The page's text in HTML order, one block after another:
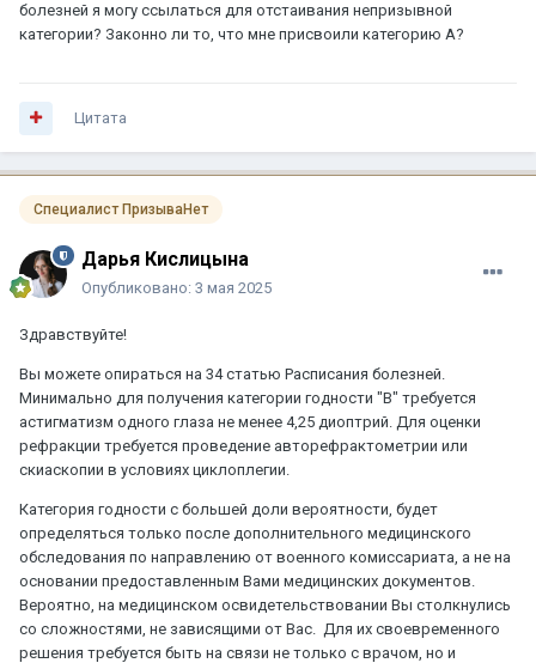
болезней я могу ссылаться для отстаивания непризывной
категории? Законно ли то, что мне присвоили категорию А?
Цитата
Специалист ПризываНет
Дарья Кислицына
Опубликовано: 3 мая 2025
Здравствуйте!
Вы можете опираться на 34 статью Расписания болезней.
Минимально для получения категории годности "В" требуется
астигматизм одного глаза не менее 4,25 диоптрий. Для оценки
рефракции требуется проведение авторефрактометрии или
скиаскопии в условиях циклоплегии.
Категория годности с большей доли вероятности, будет
определяться только после дополнительного медицинского
обследования по направлению от военного комиссариата, а не на
основании предоставленным Вами медицинских документов.
Вероятно, на медицинском освидетельствовании Вы столкнулись
со сложностями, не зависящими от Вас. Для их своевременного
решения требуется быть на связи не только с врачом, но и